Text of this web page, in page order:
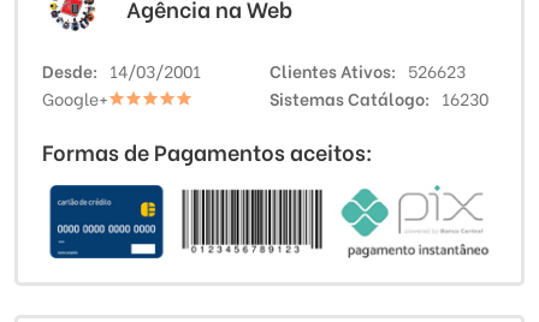
Agência na Web
Desde 14/03/2001 Clientes Ativos
526623
Google+
Sistemas Catálogo 16230
Formas de Pagamentos aceitos: